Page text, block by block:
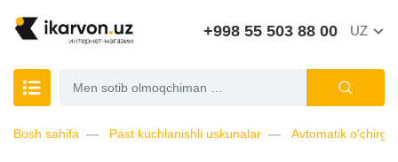
+998 55 503 88 00 UZ
Bosh sahifa Past kuchlanishli uskunalar Avtomatik